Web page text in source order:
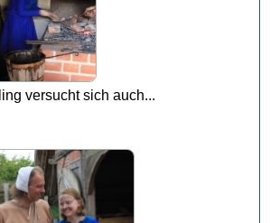
versucht sich auch...